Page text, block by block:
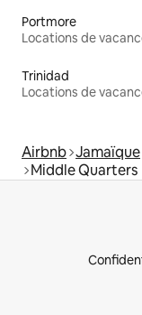
Portmore
Locations de
Trinidad
Locations de
Airbnb Jamaïque
Middle Quarters